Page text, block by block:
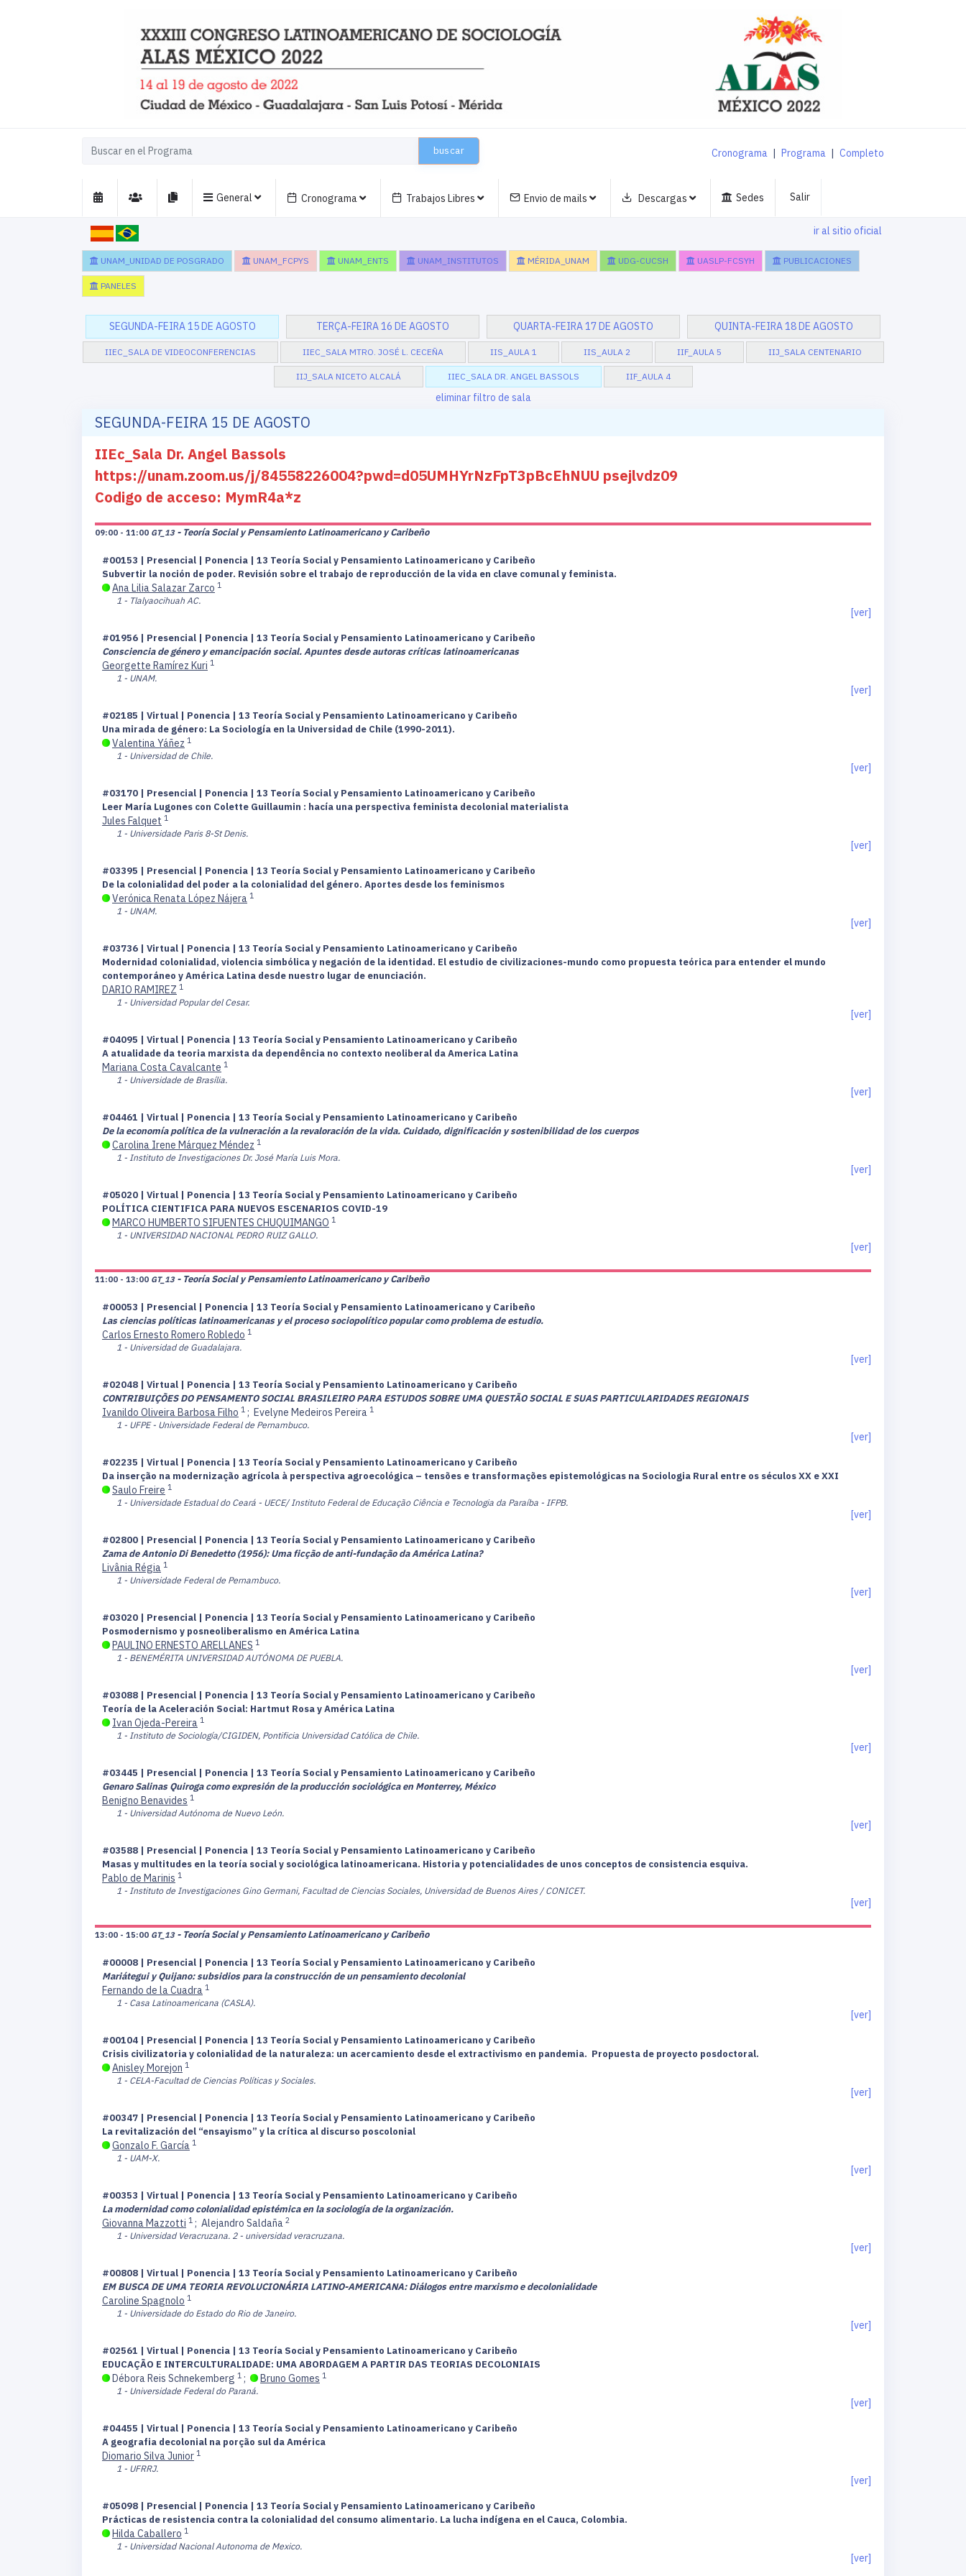
buscar Cronograma | Programa | Completo
General Cronograma Trabajos Libres Envio de mails Descargas Sedes Salir
ir al sitio oficial
UNAM_UNIDAD DE POSGRADO UNAM_FCPYS UNAM_ENTS UNAM_INSTITUTOS MÉRIDA_UNAM UDG-CUCSH UASLP-FCSYH PUBLICACIONES
PANELES
SEGUNDA-FEIRA 15 DE AGOSTO TERÇA-FEIRA 16 DE AGOSTO QUARTA-FEIRA 17 DE AGOSTO QUINTA-FEIRA 18 DE AGOSTO
IIEC_SALA DE VIDEOCONFERENCIAS IIEC_SALA MTRO. JOSÉ L. CECEÑA IIS_AULA 1 IIS_AULA 2 IIF_AULA 5 IIJ_SALA CENTENARIO
IIJ_SALA NICETO ALCALÁ IIEC_SALA DR. ANGEL BASSOLS IIF_AULA 4
eliminar filtro de sala
SEGUNDA-FEIRA 15 DE AGOSTO
IIEc_Sala Dr. Angel Bassols
https://unam.zoom.us/j/84558226004?pwd=d05UMHYrNzFpT3pBcEhNUU psejlvdz09
Codigo de acceso: MymR4a*z
09:00 - 11:00 GT_13 - Teoría Social y Pensamiento Latinoamericano y Caribeño
#00153 | Presencial | Ponencia | 13 Teoría Social y Pensamiento Latinoamericano y Caribeño
Subvertir la noción de poder. Revisión sobre el trabajo de reproducción de la vida en clave comunal y feminista.
Ana Lilia Salazar Zarco 1
1 - Tlalyaocihuah AC.
[ver]
#01956 | Presencial | Ponencia | 13 Teoría Social y Pensamiento Latinoamericano y Caribeño
Consciencia de género y emancipación social. Apuntes desde autoras críticas latinoamericanas
Georgette Ramírez Kuri 1
1 - UNAM.
[ver]
#02185 | Virtual | Ponencia | 13 Teoría Social y Pensamiento Latinoamericano y Caribeño
Una mirada de género: La Sociología en la Universidad de Chile (1990-2011).
Valentina Yáñez 1
1 - Universidad de Chile.
[ver]
#03170 | Presencial | Ponencia | 13 Teoría Social y Pensamiento Latinoamericano y Caribeño
Leer María Lugones con Colette Guillaumin : hacía una perspectiva feminista decolonial materialista
Jules Falquet 1
1 - Universidade Paris 8-St Denis.
[ver]
#03395 | Presencial | Ponencia | 13 Teoría Social y Pensamiento Latinoamericano y Caribeño
De la colonialidad del poder a la colonialidad del género. Aportes desde los feminismos
Verónica Renata López Nájera 1
1 - UNAM.
[ver]
#03736 | Virtual | Ponencia | 13 Teoría Social y Pensamiento Latinoamericano y Caribeño
Modernidad colonialidad, violencia simbólica y negación de la identidad. El estudio de civilizaciones-mundo como propuesta teórica para entender el mundo
contemporáneo y América Latina desde nuestro lugar de enunciación.
DARIO RAMIREZ 1
1 - Universidad Popular del Cesar.
[ver]
#04095 | Virtual | Ponencia | 13 Teoría Social y Pensamiento Latinoamericano y Caribeño
A atualidade da teoria marxista da dependência no contexto neoliberal da America Latina
Mariana Costa Cavalcante 1
1 - Universidade de Brasília.
[ver]
#04461 | Virtual | Ponencia | 13 Teoría Social y Pensamiento Latinoamericano y Caribeño
De la economía política de la vulneración a la revaloración de la vida. Cuidado, dignificación y sostenibilidad de los cuerpos
Carolina Irene Márquez Méndez 1
1 - Instituto de Investigaciones Dr. José María Luis Mora.
[ver]
#05020 | Virtual | Ponencia | 13 Teoría Social y Pensamiento Latinoamericano y Caribeño
POLÍTICA CIENTIFICA PARA NUEVOS ESCENARIOS COVID-19
MARCO HUMBERTO SIFUENTES CHUQUIMANGO 1
1 - UNIVERSIDAD NACIONAL PEDRO RUIZ GALLO.
[ver]
11:00 - 13:00 GT_13 - Teoría Social y Pensamiento Latinoamericano y Caribeño
#00053 | Presencial | Ponencia | 13 Teoría Social y Pensamiento Latinoamericano y Caribeño
Las ciencias políticas latinoamericanas y el proceso sociopolítico popular como problema de estudio.
Carlos Ernesto Romero Robledo 1
1 - Universidad de Guadalajara.
[ver]
#02048 | Virtual | Ponencia | 13 Teoría Social y Pensamiento Latinoamericano y Caribeño
CONTRIBUIÇÕES DO PENSAMENTO SOCIAL BRASILEIRO PARA ESTUDOS SOBRE UMA QUESTÃO SOCIAL E SUAS PARTICULARIDADES REGIONAIS
Ivanildo Oliveira Barbosa Filho 1 ; Evelyne Medeiros Pereira 1
1 - UFPE - Universidade Federal de Pernambuco.
[ver]
#02235 | Virtual | Ponencia | 13 Teoría Social y Pensamiento Latinoamericano y Caribeño
Da inserção na modernização agrícola à perspectiva agroecológica – tensões e transformações epistemológicas na Sociologia Rural entre os séculos XX e XXI
Saulo Freire 1
1 - Universidade Estadual do Ceará - UECE/ Instituto Federal de Educação Ciência e Tecnologia da Paraíba - IFPB.
[ver]
#02800 | Presencial | Ponencia | 13 Teoría Social y Pensamiento Latinoamericano y Caribeño
Zama de Antonio Di Benedetto (1956): Uma ficção de anti-fundação da América Latina?
Livânia Régia 1
1 - Universidade Federal de Pernambuco.
[ver]
#03020 | Presencial | Ponencia | 13 Teoría Social y Pensamiento Latinoamericano y Caribeño
Posmodernismo y posneoliberalismo en América Latina
PAULINO ERNESTO ARELLANES 1
1 - BENEMÉRITA UNIVERSIDAD AUTÓNOMA DE PUEBLA.
[ver]
#03088 | Presencial | Ponencia | 13 Teoría Social y Pensamiento Latinoamericano y Caribeño
Teoría de la Aceleración Social: Hartmut Rosa y América Latina
Ivan Ojeda-Pereira 1
1 - Instituto de Sociología/CIGIDEN, Pontificia Universidad Católica de Chile.
[ver]
#03445 | Presencial | Ponencia | 13 Teoría Social y Pensamiento Latinoamericano y Caribeño
Genaro Salinas Quiroga como expresión de la producción sociológica en Monterrey, México
Benigno Benavides 1
1 - Universidad Autónoma de Nuevo León.
[ver]
#03588 | Presencial | Ponencia | 13 Teoría Social y Pensamiento Latinoamericano y Caribeño
Masas y multitudes en la teoría social y sociológica latinoamericana. Historia y potencialidades de unos conceptos de consistencia esquiva.
Pablo de Marinis 1
1 - Instituto de Investigaciones Gino Germani, Facultad de Ciencias Sociales, Universidad de Buenos Aires / CONICET.
[ver]
13:00 - 15:00 GT_13 - Teoría Social y Pensamiento Latinoamericano y Caribeño
#00008 | Presencial | Ponencia | 13 Teoría Social y Pensamiento Latinoamericano y Caribeño
Mariátegui y Quijano: subsidios para la construcción de un pensamiento decolonial
Fernando de la Cuadra 1
1 - Casa Latinoamericana (CASLA).
[ver]
#00104 | Presencial | Ponencia | 13 Teoría Social y Pensamiento Latinoamericano y Caribeño
Crisis civilizatoria y colonialidad de la naturaleza: un acercamiento desde el extractivismo en pandemia. Propuesta de proyecto posdoctoral.
Anisley Morejon 1
1 - CELA-Facultad de Ciencias Políticas y Sociales.
[ver]
#00347 | Presencial | Ponencia | 13 Teoría Social y Pensamiento Latinoamericano y Caribeño
La revitalización del “ensayismo” y la crítica al discurso poscolonial
Gonzalo F. García 1
1 - UAM-X.
[ver]
#00353 | Virtual | Ponencia | 13 Teoría Social y Pensamiento Latinoamericano y Caribeño
La modernidad como colonialidad epistémica en la sociología de la organización.
Giovanna Mazzotti 1 ; Alejandro Saldaña 2
1 - Universidad Veracruzana. 2 - universidad veracruzana.
[ver]
#00808 | Virtual | Ponencia | 13 Teoría Social y Pensamiento Latinoamericano y Caribeño
EM BUSCA DE UMA TEORIA REVOLUCIONÁRIA LATINO-AMERICANA: Diálogos entre marxismo e decolonialidade
Caroline Spagnolo 1
1 - Universidade do Estado do Rio de Janeiro.
[ver]
#02561 | Virtual | Ponencia | 13 Teoría Social y Pensamiento Latinoamericano y Caribeño
EDUCAÇÃO E INTERCULTURALIDADE: UMA ABORDAGEM A PARTIR DAS TEORIAS DECOLONIAIS
Débora Reis Schnekemberg 1 ; Bruno Gomes 1
1 - Universidade Federal do Paraná.
[ver]
#04455 | Virtual | Ponencia | 13 Teoría Social y Pensamiento Latinoamericano y Caribeño
A geografia decolonial na porção sul da América
Diomario Silva Junior 1
1 - UFRRJ.
[ver]
#05098 | Presencial | Ponencia | 13 Teoría Social y Pensamiento Latinoamericano y Caribeño
Prácticas de resistencia contra la colonialidad del consumo alimentario. La lucha indígena en el Cauca, Colombia.
Hilda Caballero 1
1 - Universidad Nacional Autonoma de Mexico.
[ver]